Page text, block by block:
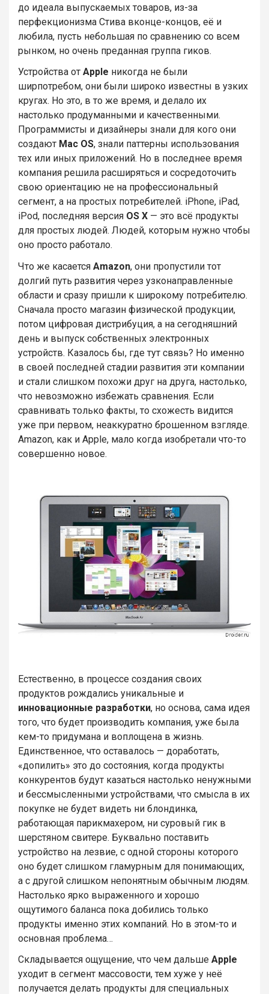
до идеала выпускаемых товаров, из-за
перфекционизма Стива вконце-концов, её и
любила, пусть небольшая по сравнению со всем
рынком, но очень преданная группа гиков.
Устройства от Apple никогда не были
ширпотребом, они были широко известны в узких
кругах. Но это, в то же время, и делало их
настолько продуманными и качественными.
Программисты и дизайнеры знали для кого они
создают Mac OS, знали паттерны использования
тех или иных приложений. Но в последнее время
компания решила расширяться и сосредоточить
свою ориентацию не на профессиональный
сегмент, а на простых потребителей. iPhone, iPad,
iPod, последняя версия OS X — это всё продукты
для простых людей. Людей, которым нужно чтобы
оно просто работало.
Что же касается Amazon, они пропустили тот
долгий путь развития через узконаправленные
области и сразу пришли к широкому потребителю.
Сначала просто магазин физической продукции,
потом цифровая дистрибуция, а на сегодняшний
день и выпуск собственных электронных
устройств. Казалось бы, где тут связь? Но именно
в своей последней стадии развития эти компании
и стали слишком похожи друг на друга, настолько,
что невозможно избежать сравнения. Если
сравнивать только факты, то схожесть видится
уже при первом, неаккуратно брошенном взгляде.
Amazon, как и Apple, мало когда изобретали что-то
совершенно новое.
Естественно, в процессе создания своих
продуктов рождались уникальные и
инновационные разработки, но основа, сама идея
того, что будет производить компания, уже была
кем-то придумана и воплощена в жизнь.
Единственное, что оставалось — доработать,
«допилить» это до состояния, когда продукты
конкурентов будут казаться настолько ненужными
и бессмысленными устройствами, что смысла в их
покупке не будет видеть ни блондинка,
работающая парикмахером, ни суровый гик в
шерстяном свитере. Буквально поставить
устройство на лезвие, с одной стороны которого
оно будет слишком гламурным для понимающих,
а с другой слишком непонятным обычным людям.
Настолько ярко выраженного и хорошо
ощутимого баланса пока добились только
продукты именно этих компаний. Но в этом-то и
основная проблема…
Складывается ощущение, что чем дальше Apple
уходит в сегмент массовости, тем хуже у неё
получается делать продукты для специальных